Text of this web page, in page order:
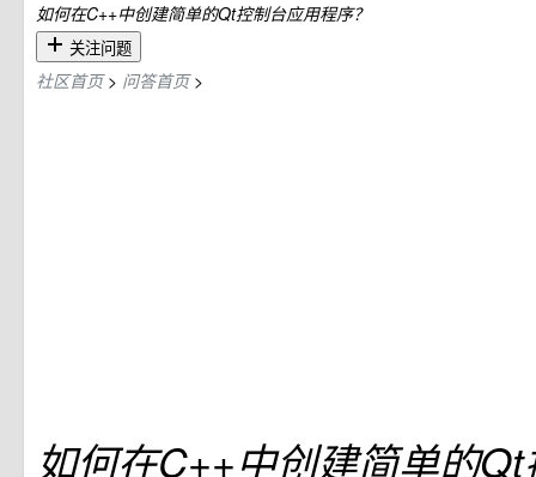
如何在C++中创建简单的Qt控制台应用程序？
关注问题
社区首页> 问答首页>
如何在C++中创建简单的